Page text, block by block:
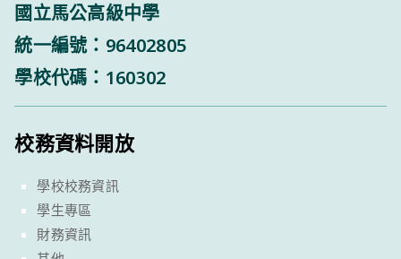
國立馬公高級中學
統一編號：96402805
學校代碼：160302
校務資料開放
學校校務資訊
學生專區
財務資訊